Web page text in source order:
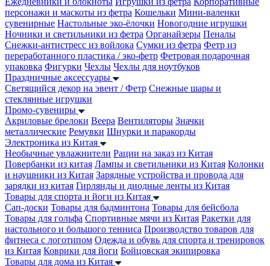
персонажи и маскоты из фетра Кошельки Мини-валенки
сувенирные Настольные эко-ёлочки Новогодние игрушки
Ночники и светильники из фетра Органайзеры Пеналы
Снежки-антистресс из войлока Сумки из фетра Фетр из
переработанного пластика / эко-фетр Фетровая подарочная
упаковка Фигурки Чехлы Чехлы для ноутбуков
Праздничные аксессуары
Светящийся декор на эвент / Фетр Снежные шары и
стеклянные игрушки
Промо-сувениры
Акриловые брелоки Веера Вентиляторы Значки
металлические Ремувки Шнурки и паракорды
Электроника из Китая
Необычные увлажнители Рации на заказ из Китая
Повербанки из китая Лампы и светильники из Китая Колонки
и наушники из Китая Зарядные устройства и провода для
зарядки из китая Гирлянды и диодные ленты из Китая
Товары для спорта и йоги из Китая
Сап-доски Товары для бадминтона Товары для бейсбола
Товары для гольфа Спортивные мячи из Китая Ракетки для
настольного и большого тенниса Производство товаров для
фитнеса с логотипом Одежда и обувь для спорта и тренировок
из Китая Коврики для йоги Бойцовская экипировка
Товары для дома из Китая